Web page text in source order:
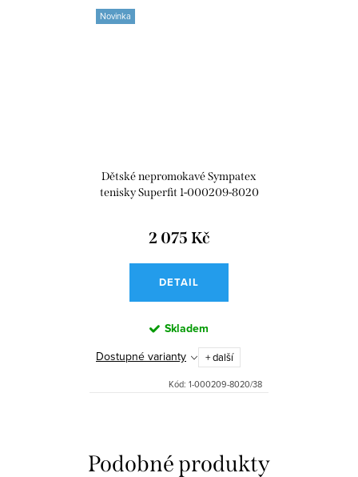
Novinka
Dětské nepromokavé Sympatex
tenisky Superfit 1-000209-8020
2 075 Kč
DETAIL
Skladem
Dostupné varianty + další
Kód: 1-000209-8020/38